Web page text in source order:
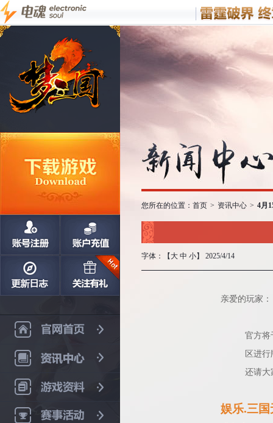
您所在的位置： 首页 > 资讯中心 > 4月
字体：【 大 中 小】 2025/4/14
亲爱的玩家：
官方将
区进
还请大
娱乐.三